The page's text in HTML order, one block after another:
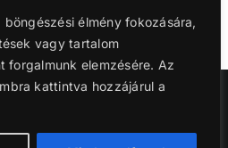
élmény fokozására,
vagy tartalom
forgalmunk elemzésére. Az
kattintva hozzájárul a
2024 | Ganyi Károly.